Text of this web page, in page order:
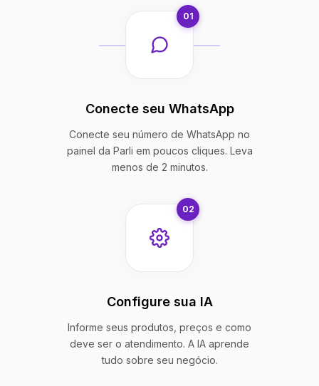
01
Conecte seu WhatsApp
Conecte seu número de WhatsApp no
painel da Parli em poucos cliques. Leva
menos de 2 minutos.
02
Configure sua IA
Informe seus produtos, preços e como
deve ser o atendimento. A IA aprende
tudo sobre seu negócio.